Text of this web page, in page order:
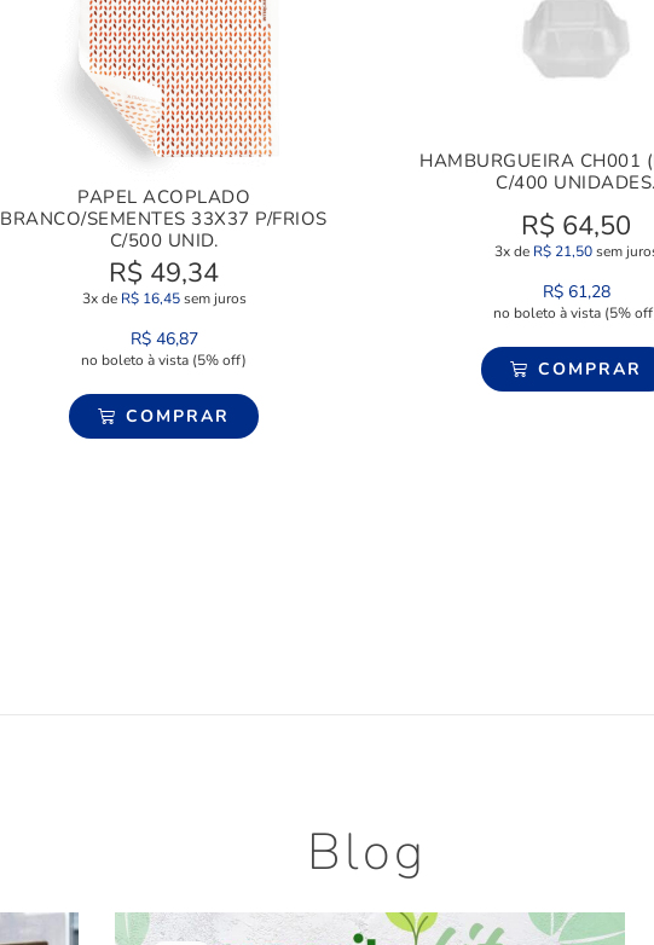
PAPEL ACOPLADO
BRANCO/SEMENTES 33X37 P/FRIOS
C/500 UNID.
R$ 49,34
3x de R$16,45sem juros
R$46,87
no boleto à vista (5% off)
COMPRAR
HAMBURGUEIRA CH001
C/400 UNIDADES.
R$ 64,50
3x de R$21,50sem
R$61,28
no boleto à vista (5%
COMPRAR
Blog